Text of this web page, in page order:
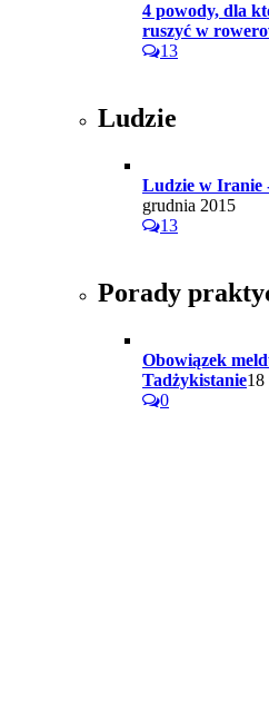
4 powody, dla
ruszyć w
13
Ludzie
Ludzie w Iranie
grudnia 2015
13
Porady
Obowiązek
Tadżykistanie18
0